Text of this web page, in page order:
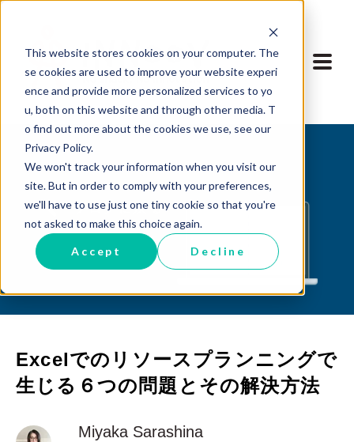
This website stores cookies on your computer. The
se cookies are used to improve your website experi
ence and provide more personalized services to yo
u, both on this website and through other media. T
o find out more about the cookies we use, see our
Privacy Policy.
We won't track your information when you visit our
site. But in order to comply with your preferences,
we'll have to use just one tiny cookie so that you're
not asked to make this choice again.
Accept Decline
ブログに戻る
Excelでのリソースプランニングで
生じる６つの問題とその解決方法
Miyaka Sarashina